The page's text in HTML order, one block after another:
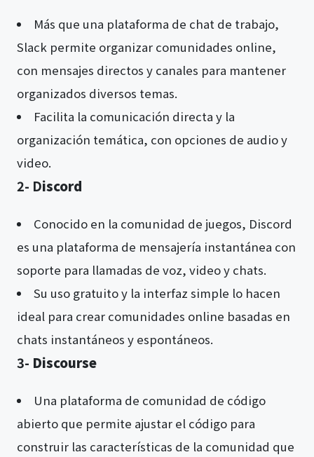
Más que una plataforma de chat de trabajo,
Slack permite organizar comunidades online,
con mensajes directos y canales para mantener
organizados diversos temas.
Facilita la comunicación directa y la
organización temática, con opciones de audio y
video.
2- Discord
Conocido en la comunidad de juegos, Discord
es una plataforma de mensajería instantánea con
soporte para llamadas de voz, video y chats.
Su uso gratuito y la interfaz simple lo hacen
ideal para crear comunidades online basadas en
chats instantáneos y espontáneos.
3- Discourse
Una plataforma de comunidad de código
abierto que permite ajustar el código para
construir las características de la comunidad que